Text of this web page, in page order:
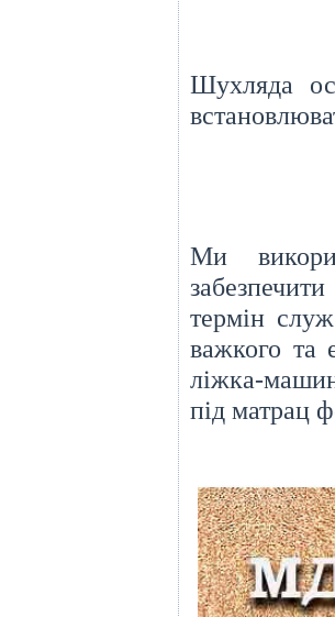
Шухляда
Ми
термін
важкого та
ліжка-
під матрац